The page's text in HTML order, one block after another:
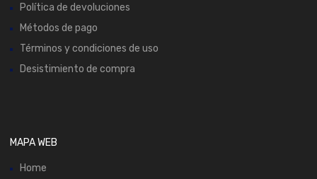
Política de devoluciones
Métodos de pago
Términos y condiciones de uso
Desistimiento de compra
MAPA WEB
Home